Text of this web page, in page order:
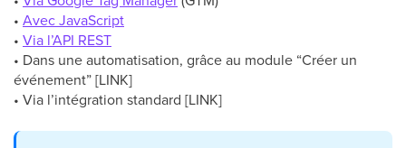
• Avec JavaScript
• Via l’API REST
• Dans une automatisation, grâce au module “Créer un
événement” [LINK]
• Via l’intégration standard [LINK]